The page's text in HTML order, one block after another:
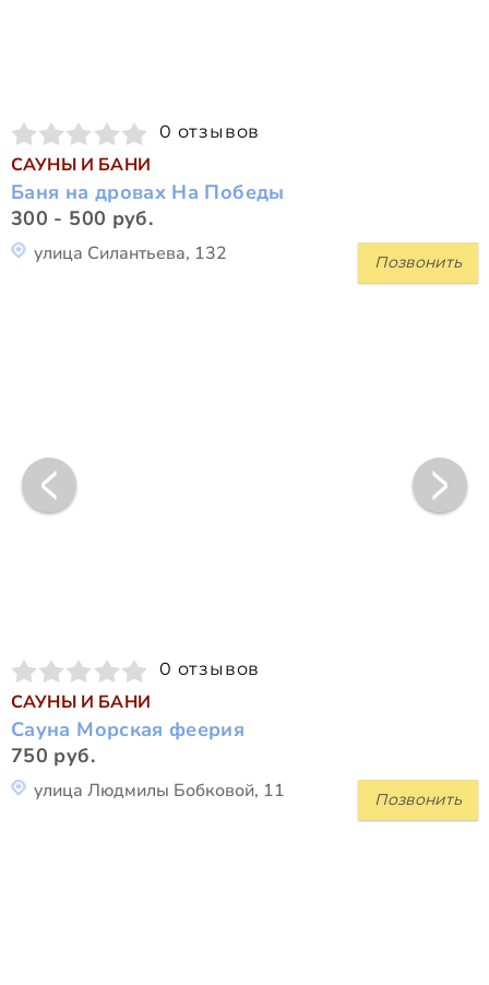
0 отзывов
САУНЫ И БАНИ
Баня на дровах На Победы
300 - 500 руб.
Позвонить
улица Силантьева, 132
0 отзывов
САУНЫ И БАНИ
Сауна Морская феерия
750 руб.
Позвонить
улица Людмилы Бобковой, 11